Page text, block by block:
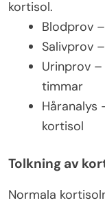
kortisol.
Blodprov
Salivprov
Urinprov
timmar
Håranalys
kortisol
Tolkning av
Normala